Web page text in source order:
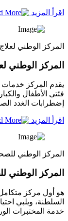
اقرأ المزيد
المركز الوطني
المركز الوطني
يقدم المركز
فئتي الأطفال
إضطرابات الغدد
اقرأ المزيد
المركز الوطني
المركز الوطني
هو أول مركز متكامل
السلطنة، ويلبي
خدمة المختبرات